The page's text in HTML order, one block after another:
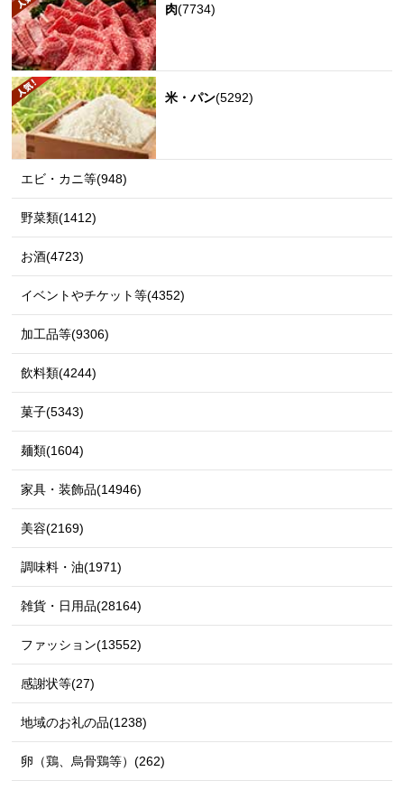
肉(7734)
米・パン(5292)
エビ・カニ等(948)
野菜類(1412)
お酒(4723)
イベントやチケット等(4352)
加工品等(9306)
飲料類(4244)
菓子(5343)
麺類(1604)
家具・装飾品(14946)
美容(2169)
調味料・油(1971)
雑貨・日用品(28164)
ファッション(13552)
感謝状等(27)
地域のお礼の品(1238)
卵（鶏、烏骨鶏等）(262)